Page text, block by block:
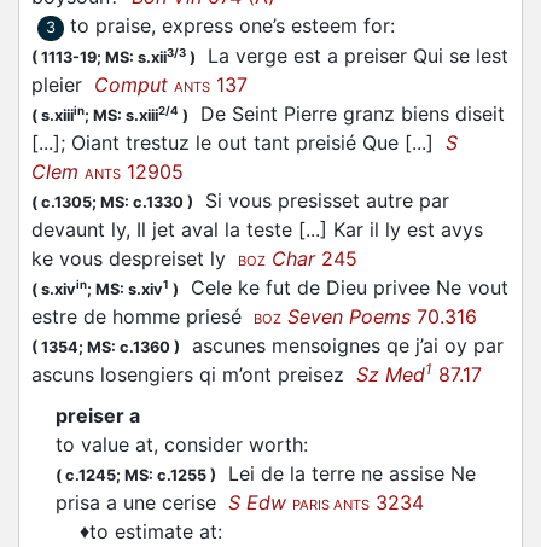
3 to praise, express one’s esteem for:
( 1113-19; MS: s.xii3/3 )
La verge est a preiser Qui se lest
pleier Comput ANTS 137
( s.xiiiin; MS: s.xiii2/4 )
De Seint Pierre granz biens diseit
[...]; Oiant trestuz le out tant preisié Que [...] S
Clem ANTS 12905
( c.1305; MS: c.1330 ) Si vous presisset autre par
devaunt ly, Il jet aval la teste [...] Kar il ly est avys
ke vous despreiset ly
BOZ Char245
( s.xivin; MS: s.xiv1 )
Cele ke fut de Dieu privee Ne vout
estre de homme priesé BOZ Seven Poems 70.316
( 1354; MS: c.1360 )
ascunes mensoignes qe j’ai oy par
ascuns losengiers qi m’ont preisez Sz Med1 87.17
preiser a
to value at, consider worth:
( c.1245; MS: c.1255 )
Lei de la terre ne assise Ne
prisa a une cerise S Edw PARIS ANTS 3234
♦to estimate at: